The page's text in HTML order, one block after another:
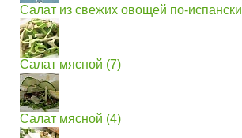
Салат из свежих овощей по-испански
Салат мясной (7)
Салат мясной (4)